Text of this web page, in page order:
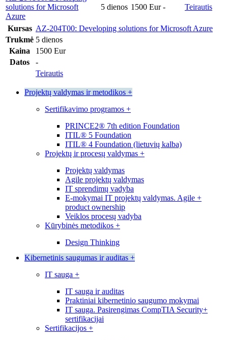
solutions for Microsoft
Azure
5 dienos 1500 Eur - Teirautis
Kursas AZ-204T00: Developing solutions for Microsoft Azure
Trukmė 5 dienos
Kaina
1500 Eur
Datos
-
Teirautis
Projektų valdymas ir metodikos +
Sertifikavimo programos +
PRINCE2® 7th edition Foundation
ITIL® 5 Foundation
ITIL® 4 Foundation (lietuvių kalba)
Projektų ir procesų valdymas +
Projektų valdymas
Agile projektų valdymas
IT sprendimų vadyba
E-mokymai IT projektų valdymas. Agile +
product ownership
Veiklos procesų vadyba
Kūrybinės metodikos +
Design Thinking
Kibernetinis saugumas ir auditas +
IT sauga +
IT sauga ir auditas
Praktiniai kibernetinio saugumo mokymai
IT sauga. Pasirengimas CompTIA Security+
sertifikacijai
Sertifikacijos +